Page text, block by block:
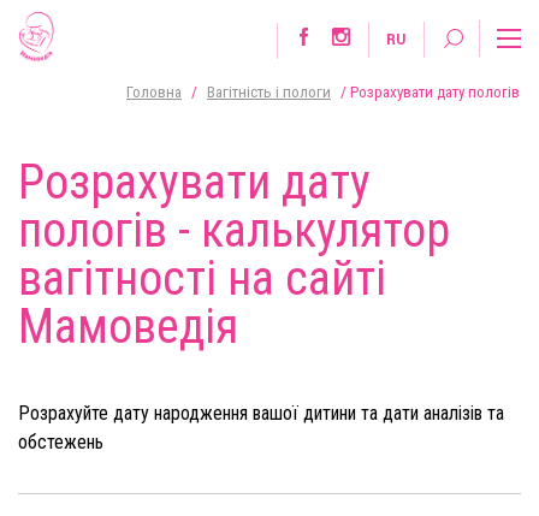
RU
Головна / Вагітність і пологи / Розрахувати дату пологів
Розрахувати дату
пологів - калькулятор
вагітності на сайті
Мамоведія
Розрахуйте дату народження вашої дитини та дати аналізів та
обстежень